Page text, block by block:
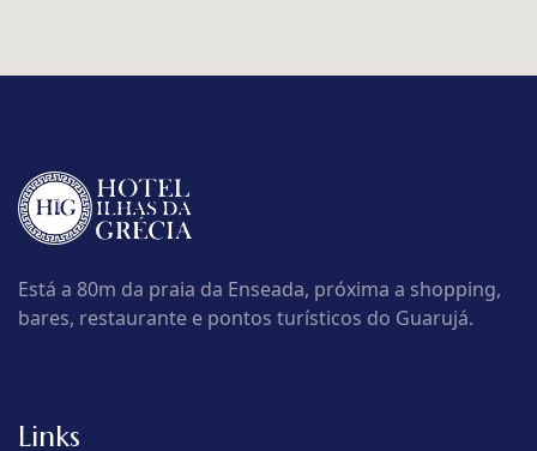
Está a 80m da praia da Enseada, próxima a shopping,
bares, restaurante e pontos turísticos do Guarujá.
Links